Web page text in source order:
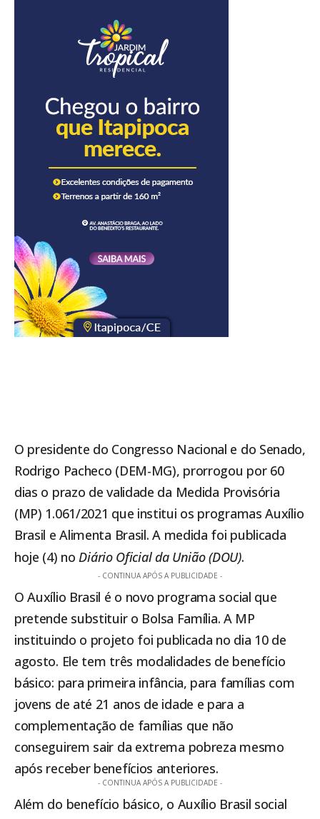
O presidente do Congresso Nacional e do Senado,
Rodrigo Pacheco (DEM-MG), prorrogou por 60
dias o prazo de validade da Medida Provisória
(MP) 1.061/2021 que institui os programas Auxílio
Brasil e Alimenta Brasil. A medida foi publicada
hoje (4) noDiário Oficial da União (DOU).
- CONTINUA APÓS A PUBLICIDADE -
O Auxílio Brasil é o novo programa social que
pretende substituir o Bolsa Família. A MP
instituindo o projeto foi publicada no dia 10 de
agosto. Ele tem três modalidades de benefício
básico: para primeira infância, para famílias com
jovens de até 21 anos de idade e para a
complementação de famílias que não
conseguirem sair da extrema pobreza mesmo
após receber benefícios anteriores.
- CONTINUA APÓS A PUBLICIDADE -
Além do benefício básico, o Auxílio Brasil social